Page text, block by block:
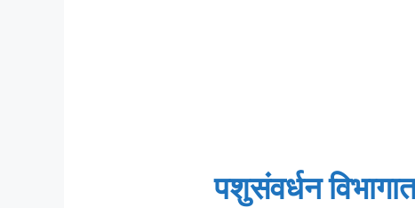
पशुसंवर्धन